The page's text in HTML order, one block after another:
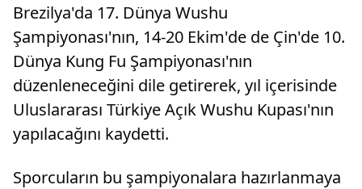
Brezilya'da 17. Dünya Wushu
Şampiyonası'nın, 14-20 Ekim'de de Çin'de 10.
Dünya Kung Fu Şampiyonası'nın
düzenleneceğini dile getirerek, yıl içerisinde
Uluslararası Türkiye Açık Wushu Kupası'nın
yapılacağını kaydetti.
Sporcuların bu şampiyonalara hazırlanmaya